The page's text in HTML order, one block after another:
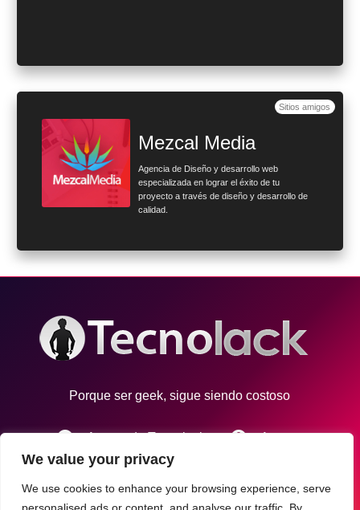
We value your privacy
We use cookies to enhance your browsing experience, serve
Sitios amigos
Mezcal Media
Agencia de Diseño y desarrollo web
especializada en lograr el éxito de tu
proyecto a través de diseño y desarrollo de
calidad.
Porque ser geek, sigue siendo costoso
info Acerca de Tecnolack account_circle Autores